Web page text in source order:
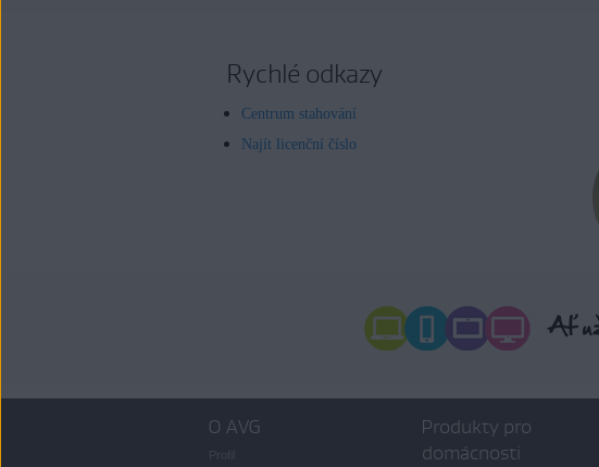
Rychlé odkazy
Centrum stahování
Najít licenční číslo
O AVG
Produkty pro
domácnosti